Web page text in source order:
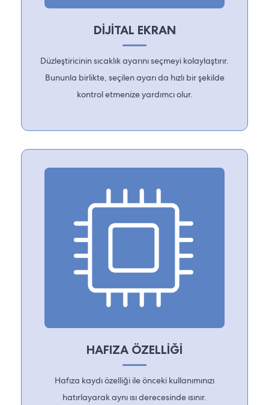
DİJİTAL EKRAN
Düzleştiricinin sıcaklık ayarını seçmeyi kolaylaştırır.
Bununla birlikte, seçilen ayarı da hızlı bir şekilde
kontrol etmenize yardımcı olur.
HAFIZA ÖZELLİĞİ
Hafıza kaydı özelliği ile önceki kullanımınızı
hatırlayarak aynı ısı derecesinde ısınır.